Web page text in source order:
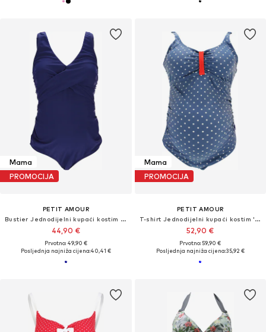
Mama
PROMOCIJA
PETIT AMOUR
Bustier Jednodijelni kupaći kostim 'Aurelia'
44,90 €
Prvotno: 49,90 €
Posljednja najniža cijena:40,41 €
Mama
PROMOCIJA
PETIT AMOUR
T-shirt Jednodijelni kupaći kostim 'Alice'
52,90 €
Prvotno: 59,90 €
Posljednja najniža cijena:35,92 €